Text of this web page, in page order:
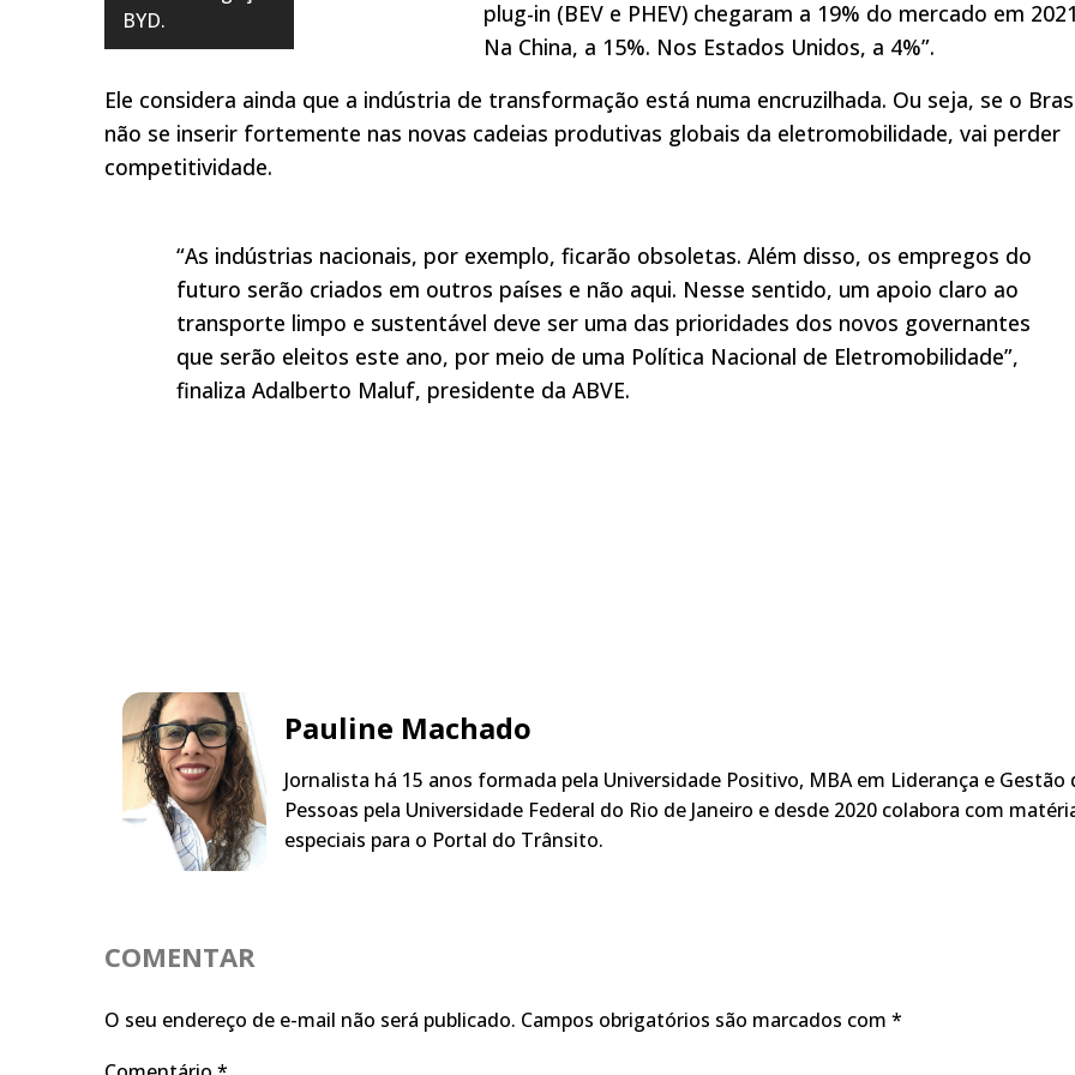
BYD.
plug-in (BEV e PHEV) chegaram a 19% do mercado em
Na China, a 15%. Nos Estados Unidos, a 4%”.
Ele considera ainda que a indústria de transformação está numa encruzilhada. Ou seja, se o
não se inserir fortemente nas novas cadeias produtivas globais da eletromobilidade, vai perder
competitividade.
“As indústrias nacionais, por exemplo, ficarão obsoletas. Além disso, os empregos do
futuro serão criados em outros países e não aqui. Nesse sentido, um apoio claro ao
transporte limpo e sustentável deve ser uma das prioridades dos novos governantes
que serão eleitos este ano, por meio de uma Política Nacional de Eletromobilidade”,
finaliza Adalberto Maluf, presidente da ABVE.
Pauline Machado
Jornalista há 15 anos formada pela Universidade Positivo, MBA em Liderança e Gestão
Pessoas pela Universidade Federal do Rio de Janeiro e desde 2020 colabora com
especiais para o Portal do Trânsito.
COMENTAR
O seu endereço de e-mail não será publicado. Campos obrigatórios são marcados com *